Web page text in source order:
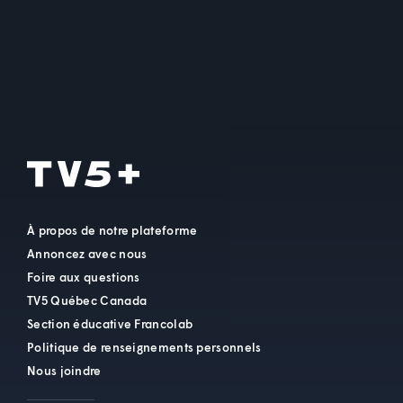
À propos de notre plateforme
Annoncez avec nous
Foire aux questions
TV5 Québec Canada
Section éducative Francolab
Politique de renseignements personnels
Nous joindre